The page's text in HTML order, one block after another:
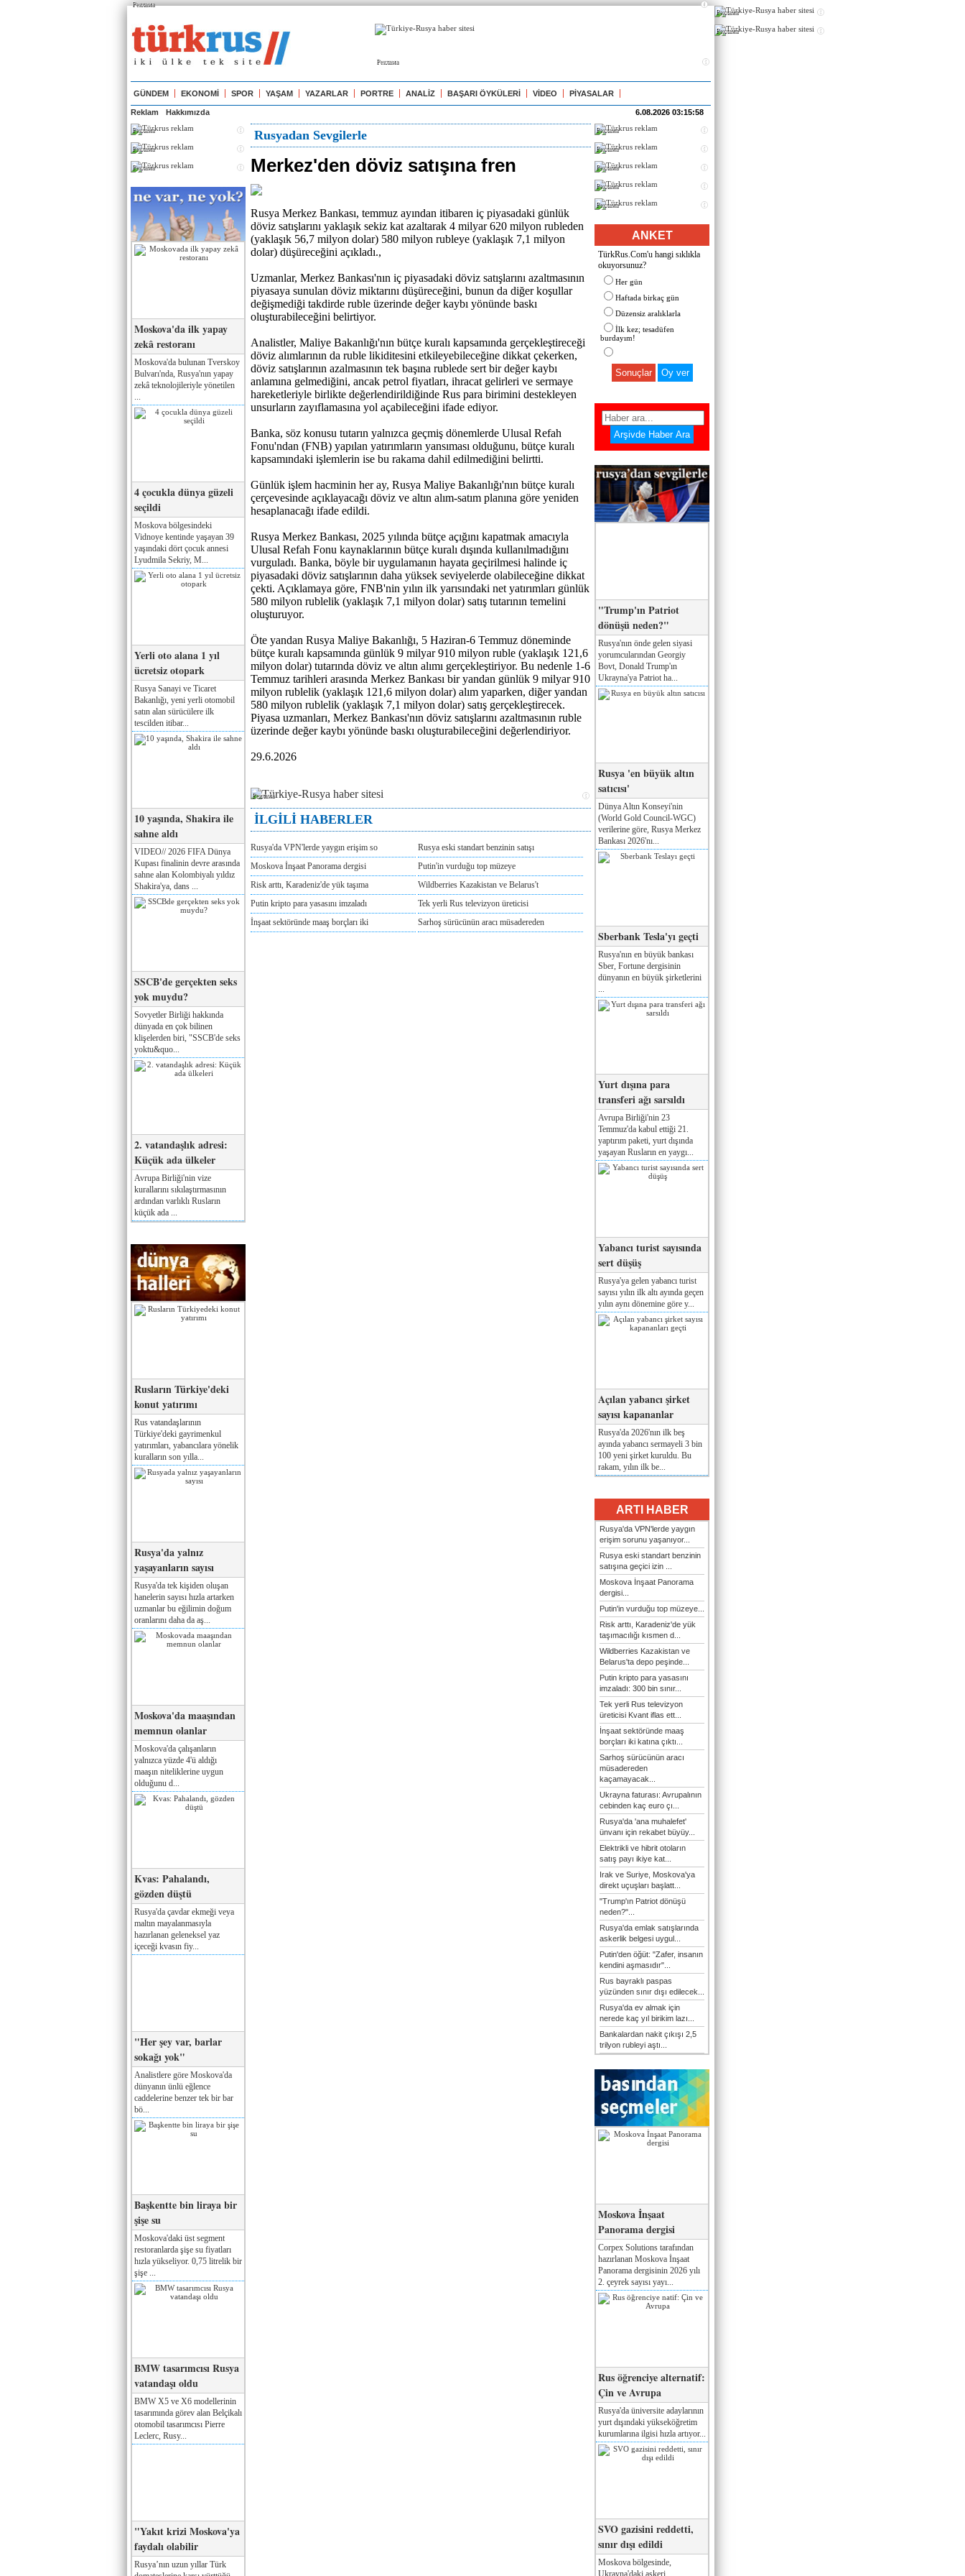
Реклама
Реклама
GÜNDEM EKONOMİ SPOR YAŞAM YAZARLAR PORTRE ANALİZ BAŞARI ÖYKÜLERİ VİDEO PİYASALAR
Reklam Hakkımızda 6.08.2026 03:15:58
Реклама
Реклама
Реклама
Moskova'da ilk yapay
zekâ restoranı
Moskova'da bulunan Tverskoy
Bulvarı'nda, Rusya'nın yapay
zekâ teknolojileriyle yönetilen
4 çocukla dünya güzeli
seçildi
Moskova bölgesindeki
Vidnoye kentinde yaşayan 39
yaşındaki dört çocuk annesi
Lyudmila Sekriy, M...
Yerli oto alana 1 yıl
ücretsiz otopark
Rusya Sanayi ve Ticaret
Bakanlığı, yeni yerli otomobil
satın alan sürücülere ilk
tescilden itibar...
10 yaşında, Shakira ile
sahne aldı
VIDEO// 2026 FIFA Dünya
Kupası finalinin devre arasında
sahne alan Kolombiyalı yıldız
Shakira'ya, dans ...
SSCB'de gerçekten seks
yok muydu?
Sovyetler Birliği hakkında
dünyada en çok bilinen
klişelerden biri, "SSCB'de seks
yoktu&quo...
2. vatandaşlık adresi:
Küçük ada ülkeler
Avrupa Birliği'nin vize
kurallarını sıkılaştırmasının
ardından varlıklı Rusların
küçük ada ...
Rusların Türkiye'deki
konut yatırımı
Rus vatandaşlarının
Türkiye'deki gayrimenkul
yatırımları, yabancılara yönelik
kuralların son yılla...
Rusya'da yalnız
yaşayanların sayısı
Rusya'da tek kişiden oluşan
hanelerin sayısı hızla artarken
uzmanlar bu eğilimin doğum
oranlarını daha da aş...
Moskova'da maaşından
memnun olanlar
Moskova'da çalışanların
yalnızca yüzde 4'ü aldığı
maaşın niteliklerine uygun
olduğunu d...
Kvas: Pahalandı,
gözden düştü
Rusya'da çavdar ekmeği veya
maltın mayalanmasıyla
hazırlanan geleneksel yaz
içeceği kvasın fiy...
"Her şey var, barlar
sokağı yok"
Analistlere göre Moskova'da
dünyanın ünlü eğlence
caddelerine benzer tek bir bar
bö...
Başkentte bin liraya bir
şişe su
Moskova'daki üst segment
restoranlarda şişe su fiyatları
hızla yükseliyor. 0,75 litrelik bir
şişe ...
BMW tasarımcısı Rusya
vatandaşı oldu
BMW X5 ve X6 modellerinin
tasarımında görev alan Belçikalı
otomobil tasarımcısı Pierre
Leclerc, Rusy...
"Yakıt krizi Moskova'ya
faydalı olabilir
Rusya’nın uzun yıllar Türk
Rusyadan Sevgilerle
Merkez'den döviz satışına fren
Rusya Merkez Bankası, temmuz ayından itibaren iç piyasadaki günlük
döviz satışlarını yaklaşık sekiz kat azaltarak 4 milyar 620 milyon rubleden
(yaklaşık 56,7 milyon dolar) 580 milyon rubleye (yaklaşık 7,1 milyon
dolar) düşüreceğini açıkladı.,
Uzmanlar, Merkez Bankası'nın iç piyasadaki döviz satışlarını azaltmasının
piyasaya sunulan döviz miktarını düşüreceğini, bunun da diğer koşullar
değişmediği takdirde ruble üzerinde değer kaybı yönünde baskı
oluşturabileceğini belirtiyor.
Analistler, Maliye Bakanlığı'nın bütçe kuralı kapsamında gerçekleştireceği
döviz alımlarının da ruble likiditesini etkileyebileceğine dikkat çekerken,
döviz satışlarının azalmasının tek başına rublede sert bir değer kaybı
anlamına gelmediğini, ancak petrol fiyatları, ihracat gelirleri ve sermaye
hareketleriyle birlikte değerlendirildiğinde Rus para birimini destekleyen
unsurların zayıflamasına yol açabileceğini ifade ediyor.
Banka, söz konusu tutarın yalnızca geçmiş dönemlerde Ulusal Refah
Fonu'ndan (FNB) yapılan yatırımların yansıması olduğunu, bütçe kuralı
kapsamındaki işlemlerin ise bu rakama dahil edilmediğini belirtti.
Günlük işlem hacminin her ay, Rusya Maliye Bakanlığı'nın bütçe kuralı
çerçevesinde açıklayacağı döviz ve altın alım-satım planına göre yeniden
hesaplanacağı ifade edildi.
Rusya Merkez Bankası, 2025 yılında bütçe açığını kapatmak amacıyla
Ulusal Refah Fonu kaynaklarının bütçe kuralı dışında kullanılmadığını
vurguladı. Banka, böyle bir uygulamanın hayata geçirilmesi halinde iç
piyasadaki döviz satışlarının daha yüksek seviyelerde olabileceğine dikkat
çekti. Açıklamaya göre, FNB'nin yılın ilk yarısındaki net yatırımları günlük
580 milyon rublelik (yaklaşık 7,1 milyon dolar) satış tutarının temelini
oluşturuyor.
Öte yandan Rusya Maliye Bakanlığı, 5 Haziran-6 Temmuz döneminde
bütçe kuralı kapsamında günlük 9 milyar 910 milyon ruble (yaklaşık 121,6
milyon dolar) tutarında döviz ve altın alımı gerçekleştiriyor. Bu nedenle 1-6
Temmuz tarihleri arasında Merkez Bankası bir yandan günlük 9 milyar 910
milyon rublelik (yaklaşık 121,6 milyon dolar) alım yaparken, diğer yandan
580 milyon rublelik (yaklaşık 7,1 milyon dolar) satış gerçekleştirecek.
Piyasa uzmanları, Merkez Bankası'nın döviz satışlarını azaltmasının ruble
üzerinde değer kaybı yönünde baskı oluşturabileceğini değerlendiriyor.
29.6.2026
Реклама
İLGİLİ HABERLER
Rusya'da VPN'lerde yaygın erişim so
Rusya eski standart benzinin satışı
Moskova İnşaat Panorama dergisi
Putin'in vurduğu top müzeye
Risk arttı, Karadeniz'de yük taşıma
Wildberries Kazakistan ve Belarus't
Putin kripto para yasasını imzaladı
Tek yerli Rus televizyon üreticisi
İnşaat sektöründe maaş borçları iki
Sarhoş sürücünün aracı müsadereden
Реклама
Реклама
Реклама
Реклама
Реклама
ANKET
TürkRus.Com'u hangi sıklıkla
okuyorsunuz?
Her gün
Haftada birkaç gün
Düzensiz aralıklarla
İlk kez; tesadüfen
burdayım!
Sonuçlar
"Trump'ın Patriot
dönüşü neden?"
Rusya'nın önde gelen siyasi
yorumcularından Georgiy
Bovt, Donald Trump'ın
Ukrayna'ya Patriot ha...
Rusya 'en büyük altın
satıcısı'
Dünya Altın Konseyi'nin
(World Gold Council-WGC)
verilerine göre, Rusya Merkez
Bankası 2026'nı...
Sberbank Tesla'yı geçti
Rusya'nın en büyük bankası
Sber, Fortune dergisinin
dünyanın en büyük şirketlerini
...
Yurt dışına para
transferi ağı sarsıldı
Avrupa Birliği'nin 23
Temmuz'da kabul ettiği 21.
yaptırım paketi, yurt dışında
yaşayan Rusların en yaygı...
Yabancı turist sayısında
sert düşüş
Rusya'ya gelen yabancı turist
sayısı yılın ilk altı ayında geçen
yılın aynı dönemine göre y...
Açılan yabancı şirket
sayısı kapananlar
Rusya'da 2026'nın ilk beş
ayında yabancı sermayeli 3 bin
100 yeni şirket kuruldu. Bu
rakam, yılın ilk be...
ARTI HABER
Rusya'da VPN'lerde yaygın
erişim sorunu yaşanıyor...
Rusya eski standart benzinin
satışına geçici izin ...
Moskova İnşaat Panorama
dergisi...
Putin'in vurduğu top müzeye...
Risk arttı, Karadeniz'de yük
taşımacılığı kısmen d...
Wildberries Kazakistan ve
Belarus'ta depo peşinde...
Putin kripto para yasasını
imzaladı: 300 bin sınır...
Tek yerli Rus televizyon
üreticisi Kvant iflas ett...
İnşaat sektöründe maaş
borçları iki katına çıktı...
Sarhoş sürücünün aracı
müsadereden
kaçamayacak...
Ukrayna faturası: Avrupalının
cebinden kaç euro çı...
Rusya'da 'ana muhalefet'
ünvanı için rekabet büyüy...
Elektrikli ve hibrit otoların
satış payı ikiye kat...
Irak ve Suriye, Moskova'ya
direkt uçuşları başlatt...
"Trump'ın Patriot dönüşü
neden?"...
Rusya'da emlak satışlarında
askerlik belgesi uygul...
Putin'den öğüt: "Zafer, insanın
kendini aşmasıdır"...
Rus bayraklı paspas
yüzünden sınır dışı edilecek...
Rusya'da ev almak için
nerede kaç yıl birikim lazı...
Bankalardan nakit çıkışı 2,5
trilyon rubleyi aştı...
Moskova İnşaat
Panorama dergisi
Corpex Solutions tarafından
hazırlanan Moskova İnşaat
Panorama dergisinin 2026 yılı
2. çeyrek sayısı yayı...
Rus öğrenciye alternatif:
Çin ve Avrupa
Rusya'da üniversite adaylarının
yurt dışındaki yükseköğretim
kurumlarına ilgisi hızla artıyor...
SVO gazisini reddetti,
sınır dışı edildi
Moskova bölgesinde,
Ukrayna'daki askeri
Реклама
Реклама